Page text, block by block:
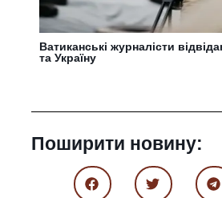
Ватиканські журналісти
та Україну
Поширити новину: